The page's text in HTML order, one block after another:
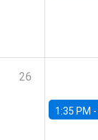
26
1:35 PM -